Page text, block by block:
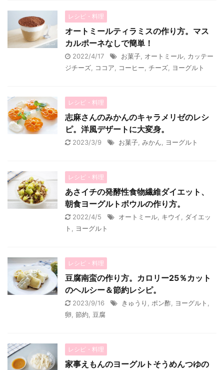
レシピ・料理
オートミールティラミスの作り方。マス
カルポーネなしで簡単！
2022/4/17 お菓子 オートミール
カッテー
ジチーズ
ココア コーヒー チーズ ヨーグルト
レシピ・料理
志麻さんのみかんのキャラメリゼのレシ
ピ。洋風デザートに大変身。
2023/3/9 お菓子 みかん ヨーグルト
レシピ・料理
あさイチの発酵性食物繊維ダイエット、
朝食ヨーグルトボウルの作り方。
2022/4/5 オートミール キウイ
ダイエッ
ト
ヨーグルト
レシピ・料理
豆腐南蛮の作り方。カロリー25％カット
のヘルシー＆節約レシピ。
2023/9/16 きゅうり ポン酢 ヨーグルト
卵 節約 豆腐
レシピ・料理
家事えもんのヨーグルトそうめんつゆの